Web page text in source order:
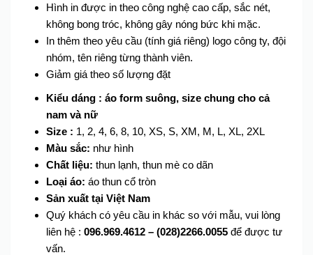
Hình in được in theo công nghệ cao cấp, sắc nét,
không bong tróc, không gây nóng bức khi mặc.
In thêm theo yêu cầu (tính giá riêng) logo công ty, đội
nhóm, tên riêng từng thành viên.
Giảm giá theo số lượng đặt
Kiểu dáng : áo form suông, size chung cho cả
nam và nữ
Size : 1, 2, 4, 6, 8, 10, XS, S, XM, M, L, XL, 2XL
Màu sắc: như hình
Chất liệu: thun lạnh, thun mè co dãn
Loại áo: áo thun cổ tròn
Sản xuất tại Việt Nam
Quý khách có yêu cầu in khác so với mẫu, vui lòng
liên hệ : 096.969.4612 – (028)2266.0055 để được tư
vấn.